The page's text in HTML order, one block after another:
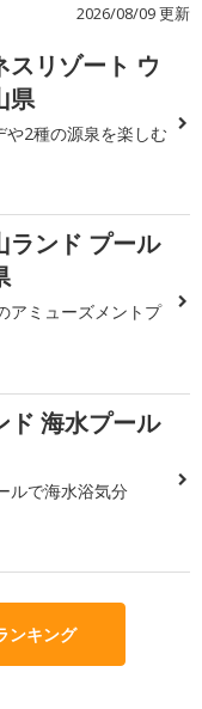
2026/08/09 更新
スリゾート ウ
県
2種の源泉を楽しむ
ランド プール
アミューズメントプ
ド 海水プール
ルで海水浴気分
ンキング